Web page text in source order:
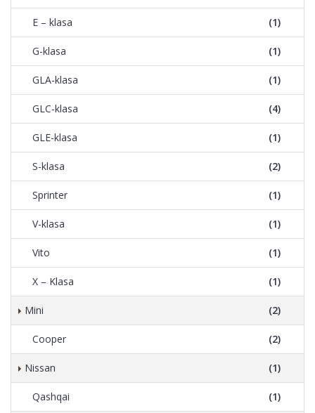
E – klasa (1)
G-klasa (1)
GLA-klasa (1)
GLC-klasa (4)
GLE-klasa (1)
S-klasa (2)
Sprinter (1)
V-klasa (1)
Vito (1)
X – Klasa (1)
Mini (2)
Cooper (2)
Nissan (1)
Qashqai (1)